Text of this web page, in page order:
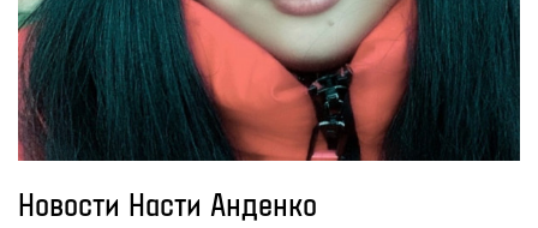
Новости Насти Анденко